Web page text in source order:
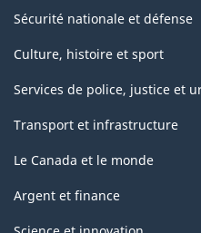
Sécurité nationale et défense
Culture, histoire et sport
Services de police, justice et
Transport et infrastructure
Le Canada et le monde
Argent et finance